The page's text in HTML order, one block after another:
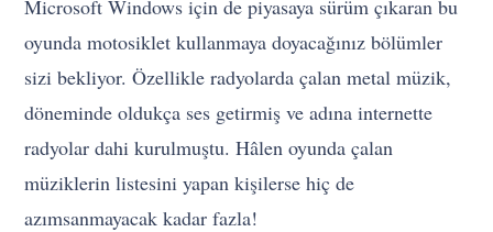
Microsoft Windows için de piyasaya sürüm çıkaran bu
oyunda motosiklet kullanmaya doyacağınız bölümler
sizi bekliyor. Özellikle radyolarda çalan metal müzik,
döneminde oldukça ses getirmiş ve adına internette
radyolar dahi kurulmuştu. Hâlen oyunda çalan
müziklerin listesini yapan kişilerse hiç de
azımsanmayacak kadar fazla!